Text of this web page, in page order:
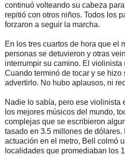
continuó volteando su cabeza
repitió con otros niños. Todos los
forzaron a seguir la marcha.
En los tres cuartos de hora que el
personas se detuvieron y otras
interrumpir su camino. El violinista
Cuando terminó de tocar y se
advertirlo. No hubo aplausos, ni
Nadie lo sabía, pero ese violinista
los mejores músicos del mundo,
complejas que se escribieron
tasado en 3.5 millones de dólares.
actuación en el metro, Bell colmó
localidades que promediaban los